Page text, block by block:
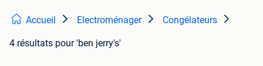
Accueil Electroménager Congélateurs
4 résultats pour 'ben jerry's'